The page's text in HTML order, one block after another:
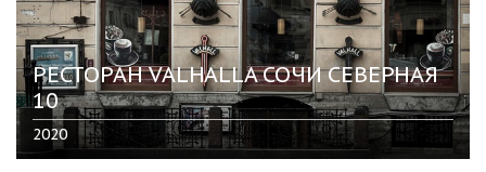
РЕСТОРАН VALHALLA СОЧИ СЕВЕРНАЯ
10
2020